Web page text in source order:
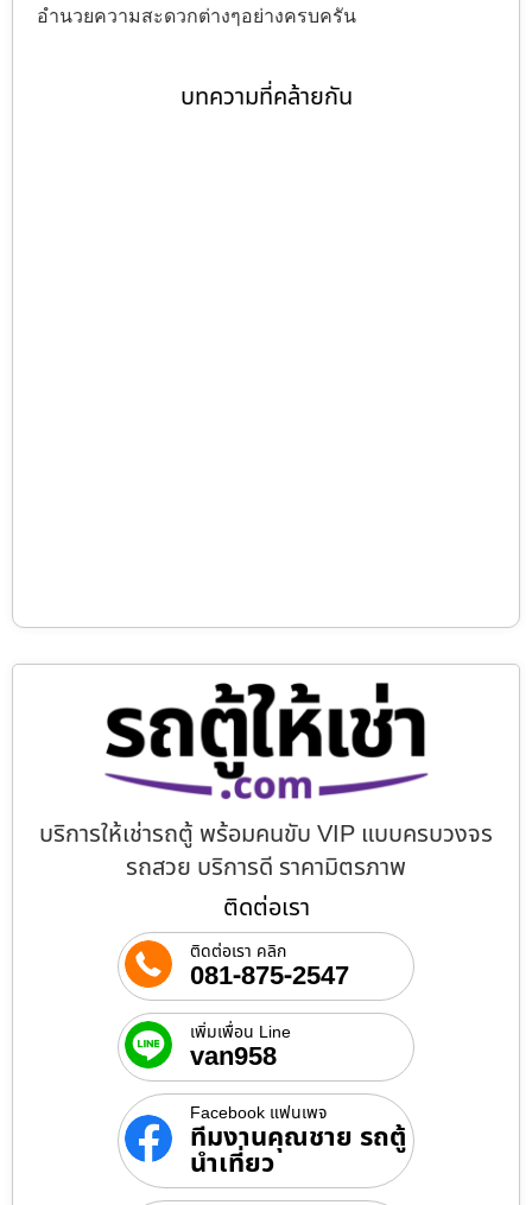
อำนวยความสะดวกต่างๆอย่างครบครัน
บทความที่คล้ายกัน
บริการให้เช่ารถตู้ พร้อมคนขับ VIP แบบครบวงจร
รถสวย บริการดี ราคามิตรภาพ
ติดต่อเรา
ติดต่อเรา คลิก
081-875-2547
เพิ่มเพื่อน Line
van958
Facebook แฟนเพจ
ทีมงานคุณชาย รถตู้
นำเที่ยว